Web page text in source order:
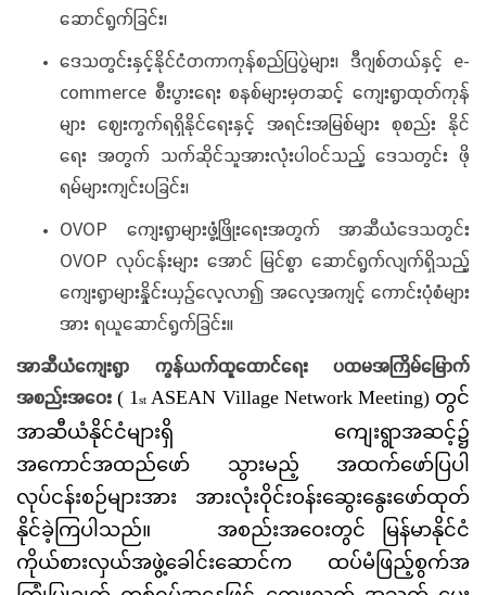
ဆောင်ရွက်ခြင်း၊
ဒေသတွင်းနှင့်နိုင်ငံတကာကုန်စည်ပြပွဲများ၊ ဒီဂျစ်တယ်နှင့် e-
commerce စီးပွားရေး စနစ်များမှတဆင့် ကျေးရွာထုတ်ကုန်
များ ဈေးကွက်ရရှိနိုင်ရေးနှင့် အရင်းအမြစ်များ စုစည်း နိုင်
ရေး အတွက် သက်ဆိုင်သူအားလုံးပါဝင်သည့် ဒေသတွင်း ဖို
ရမ်များကျင်းပခြင်း၊
OVOP ကျေးရွာများဖွံ့ဖြိုးရေးအတွက် အာဆီယံဒေသတွင်း
OVOP လုပ်ငန်းများ အောင် မြင်စွာ ဆောင်ရွက်လျက်ရှိသည့်
ကျေးရွာများနှိုင်းယှဉ်လေ့လာ၍ အလေ့အကျင့် ကောင်းပုံစံများ
အား ရယူဆောင်ရွက်ခြင်း။
အာဆီယံကျေးရွာ ကွန်ယက်ထူထောင်ရေး ပထမအကြိမ်မြောက်
အစည်းအဝေး( 1st ASEAN Village Network Meeting) တွင်
အာဆီယံနိုင်ငံများရှိ ကျေးရွာအဆင့်၌
အကောင်အထည်ဖော် သွားမည့် အထက်ဖော်ပြပါ
လုပ်ငန်းစဉ်များအား အားလုံးဝိုင်းဝန်းဆွေးနွေးဖော်ထုတ်
နိုင်ခဲ့ကြပါသည်။ အစည်းအဝေးတွင် မြန်မာနိုင်ငံ
ကိုယ်စားလှယ်အဖွဲ့ခေါင်းဆောင်က ထပ်မံဖြည့်စွက်အ